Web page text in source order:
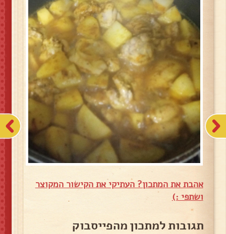
אהבת את המתכון? העתיקי את הקישור המקוצר
ושתפי :)
תגובות למתכון מהפייסבוק